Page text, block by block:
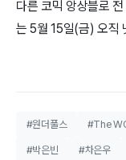
다른 코믹 앙상블로 전
는 5월 15일(금) 오직
#원더풀스 #The
#박은빈 #차은우